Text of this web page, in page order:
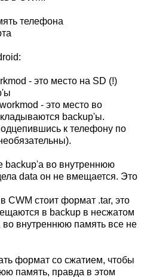
телефона
- это место на SD (!)
- это место во
backup'ы.
к телефону по
backup'а во внутреннюю
data он не вмещается. Это
CWM стоит формат .tar, это
в backup в несжатом
во внутреннюю память все не
формат со сжатием, чтобы
память, правда в этом